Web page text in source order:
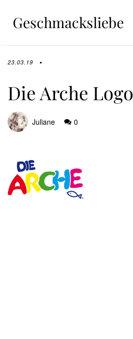
Geschmacksliebe
23.03.19
Die Arche Logo
Juliane 0